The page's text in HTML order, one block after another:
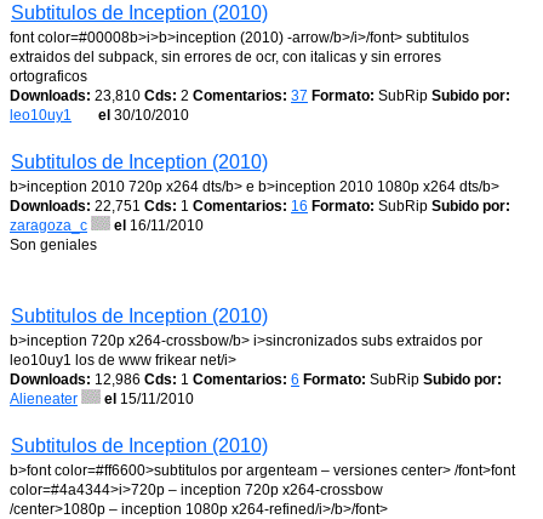
Subtitulos de Inception (2010)
font color=#00008b>i>b>inception (2010) -arrow/b>/i>/font> subtitulos
extraidos del subpack, sin errores de ocr, con italicas y sin errores
ortograficos
Downloads: 23,810 Cds: 2 Comentarios: 37 Formato: SubRip Subido por:
leo10uy1
el 30/10/2010
Subtitulos de Inception (2010)
b>inception 2010 720p x264 dts/b> e b>inception 2010 1080p x264 dts/b>
Downloads: 22,751 Cds: 1 Comentarios: 16 Formato: SubRip Subido por:
zaragoza_c
el 16/11/2010
Son geniales
Subtitulos de Inception (2010)
b>inception 720p x264-crossbow/b> i>sincronizados subs extraidos por
leo10uy1 los de www frikear net/i>
Downloads: 12,986 Cds: 1 Comentarios: 6 Formato: SubRip Subido por:
Alieneater
el 15/11/2010
Subtitulos de Inception (2010)
b>font color=#ff6600>subtitulos por argenteam – versiones center> /font>font
color=#4a4344>i>720p – inception 720p x264-crossbow
/center>1080p – inception 1080p x264-refined/i>/b>/font>